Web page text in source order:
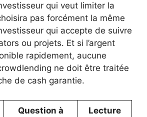
qui veut limiter la
pas forcément la même
qui accepte de suivre
ou projets. Et si l’argent
rapidement, aucune
ne doit être traitée
de cash garantie.
Question à
Lecture